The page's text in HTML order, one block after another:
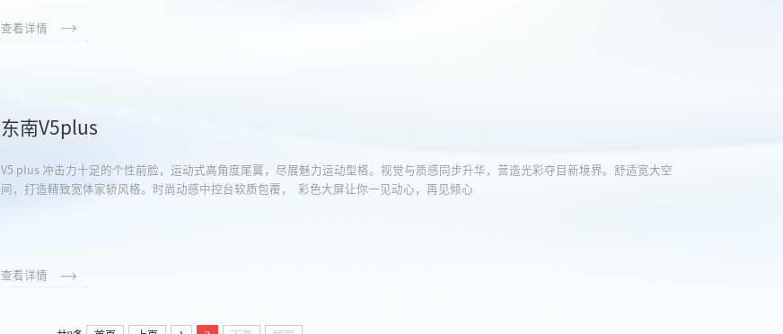
查看详情
东南V5plus
V5 plus 冲击力十足的个性前脸，运动式高角度尾翼，尽展魅力运动型格。视觉与质感同步升华，营造光彩夺目新境界。舒适宽大空
间，打造精致宽体家轿风格。时尚动感中控台软质包覆， 彩色大屏让你一见动心，再见倾心
查看详情